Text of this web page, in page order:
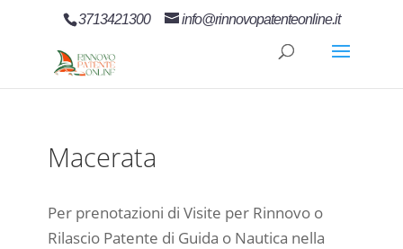
3713421300 info@rinnovopatenteonline.it
Macerata
Per prenotazioni di Visite per Rinnovo o
Rilascio Patente di Guida o Nautica nella